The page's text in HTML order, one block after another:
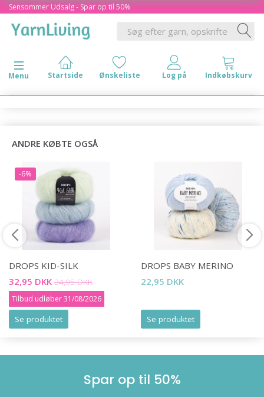
Sensommer Udsalg - Spar op til 50%
Skifte navigation
Menu
ANDRE KØBTE OGSÅ
-6%
DROPS KID-SILK
32,95 DKK 34,95 DKK
Tilbud udløber 31/08/2026
Se produktet
DROPS BABY MERINO
22,95 DKK
Se produktet
Spar op til 50%